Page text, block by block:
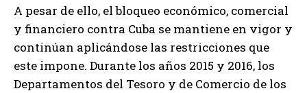
A pesar de ello, el bloqueo económico, comercial
y financiero contra Cuba se mantiene en vigor y
continúan aplicándose las restricciones que
este impone. Durante los años 2015 y 2016, los
Departamentos del Tesoro y de Comercio de los